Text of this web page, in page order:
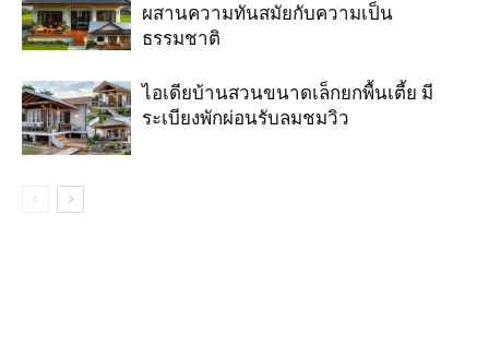
ผสานความทันสมัยกับความเป็น
ธรรมชาติ
ไอเดียบ้านสวนขนาดเล็กยกพื้นเตี้ย มี
ระเบียงพักผ่อนรับลมชมวิว